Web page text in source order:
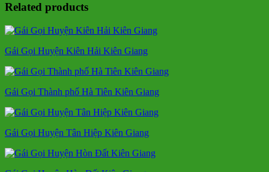
Related products
Gái Gọi Huyện Kiên Hải Kiên Giang
Gái Gọi Thành phố Hà Tiên Kiên Giang
Gái Gọi Huyện Tân Hiệp Kiên Giang